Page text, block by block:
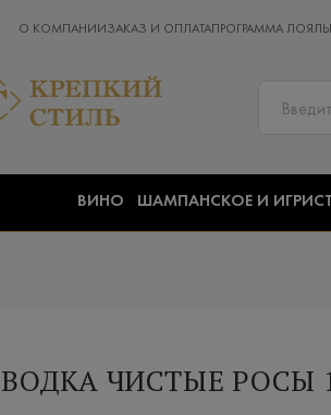
О КОМПАНИИ ЗАКАЗ И ОПЛАТАПРОГРАММА
ВИНО ШАМПАНСКОЕ И
ВОДКА ЧИСТЫЕ РОСЫ